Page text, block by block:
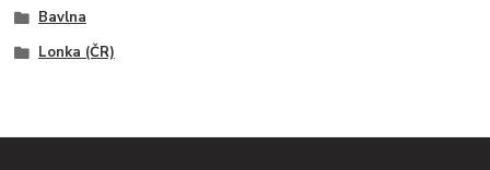
Bavlna
Lonka (ČR)